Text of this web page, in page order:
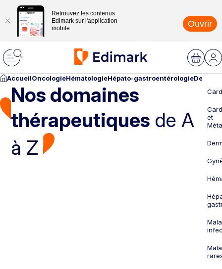
Retrouvez les contenus
Edimark sur l'application
mobile
Ouvrir
AccueilOncologieHématologieHépato-gastroentérologie
Nos domaines
thérapeutiques de A
à Z
et